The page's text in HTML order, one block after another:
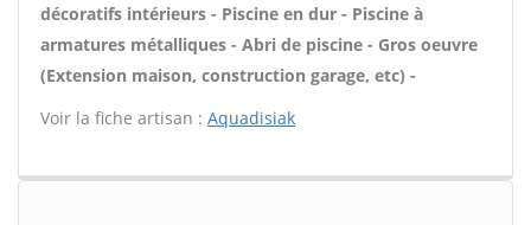
décoratifs intérieurs - Piscine en dur - Piscine à
armatures métalliques - Abri de piscine - Gros oeuvre
(Extension maison, construction garage, etc) -
Voir la fiche artisan : Aquadisiak